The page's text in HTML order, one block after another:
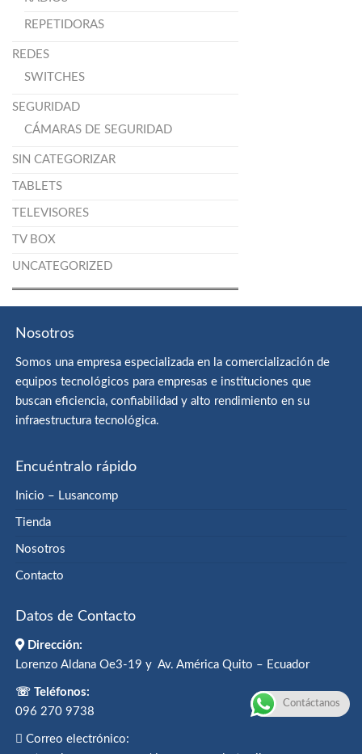
REPETIDORAS
REDES
SWITCHES
SEGURIDAD
CÁMARAS DE SEGURIDAD
SIN CATEGORIZAR
TABLETS
TELEVISORES
TV BOX
UNCATEGORIZED
Nosotros
Somos una empresa especializada en la comercialización de
equipos tecnológicos para empresas e instituciones que
buscan eficiencia, confiabilidad y alto rendimiento en su
infraestructura tecnológica.
Encuéntralo rápido
Inicio – Lusancomp
Tienda
Nosotros
Contacto
Datos de Contacto
Dirección:
Lorenzo Aldana Oe3-19 y Av. América Quito – Ecuador
☏ Teléfonos:
096 270 9738
Correo electrónico:
Contáctanos